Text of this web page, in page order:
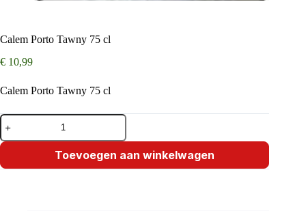
Calem Porto Tawny 75 cl
€ 10,99
Calem Porto Tawny 75 cl
Calem
Porto
Tawny
cl
Toevoegen aan winkelwagen